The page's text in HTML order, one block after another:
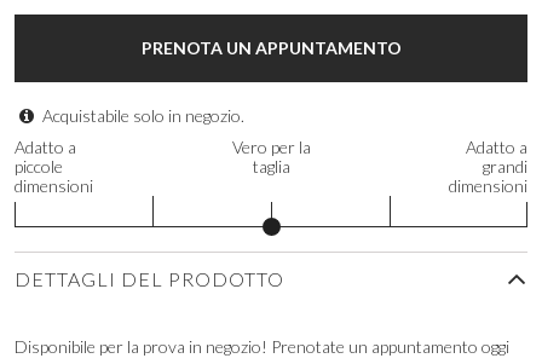
PRENOTA UN APPUNTAMENTO
Acquistabile solo in negozio.
Adatto a
piccole
dimensioni
Vero per la
taglia
Adatto a
grandi
dimensioni
DETTAGLI DEL PRODOTTO
Disponibile per la prova in negozio! Prenotate un appuntamento oggi